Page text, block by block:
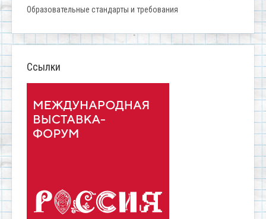
Образовательные стандарты и требования
Ссылки